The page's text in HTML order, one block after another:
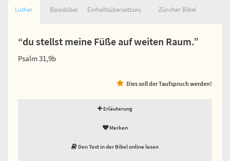
Luther Basisbibel Einheitsübersetzung Zürcher Bibel
“du stellst meine Füße auf weiten Raum.”
Psalm 31,9b
Dies soll der Taufspruch werden!
Erläuterung
Merken
Den Text in der Bibel online lesen